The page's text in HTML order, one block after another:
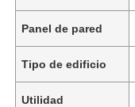
Panel de pared
Tipo de edificio
Utilidad